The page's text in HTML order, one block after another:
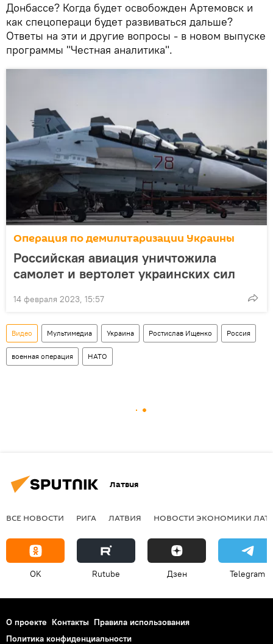
Донбассе? Когда будет освобожден Артемовск и
как спецопераци будет развиваться дальше?
Ответы на эти и другие вопросы - в новом выпуске
программы "Честная аналитика".
Операция по демилитаризации Украины
Российская авиация уничтожила
самолет и вертолет украинских сил
14 февраля 2023, 15:57
Видео Мультимедиа Украина Ростислав Ищенко Россия
военная операция НАТО
Латвия
ВСЕ НОВОСТИ РИГА ЛАТВИЯ НОВОСТИ ЭКОНОМИКИ
OK Rutube Дзен Telegram
О проекте Контакты Правила использования
Политика конфиденциальности